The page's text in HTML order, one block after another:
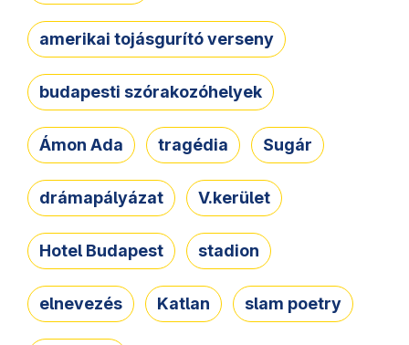
amerikai tojásgurító verseny
budapesti szórakozóhelyek
Ámon Ada tragédia Sugár
drámapályázat V.kerület
Hotel Budapest stadion
elnevezés Katlan slam poetry